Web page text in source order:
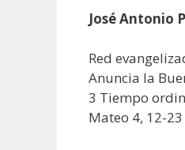
José Antonio
Red
Anuncia la
3 Tiempo
Mateo 4, 12-23